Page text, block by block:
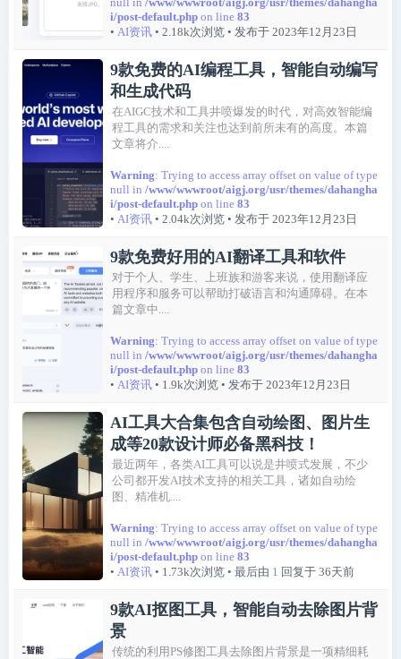
i/post-default.phpon line 83
• AI资讯• 2.18k次浏览• 发布于 2023年12月23日
9款免费的AI编程工具，智能自动编写
和生成代码
在AIGC技术和工具井喷爆发的时代，对高效智能编
程工具的需求和关注也达到前所未有的高度。本篇
文章将介....
Warning: Trying to access array offset on value of type
null in /www/wwwroot/aigj.org/usr/themes/dahangha
i/post-default.phpon line 83
• AI资讯• 2.04k次浏览• 发布于 2023年12月23日
9款免费好用的AI翻译工具和软件
对于个人、学生、上班族和游客来说，使用翻译应
用程序和服务可以帮助打破语言和沟通障碍。在本
篇文章中....
Warning: Trying to access array offset on value of type
null in /www/wwwroot/aigj.org/usr/themes/dahangha
i/post-default.phpon line 83
• AI资讯• 1.9k次浏览• 发布于 2023年12月23日
AI工具大合集包含自动绘图、图片生
成等20款设计师必备黑科技！
最近两年，各类AI工具可以说是井喷式发展，不少
公司都开发AI技术支持的相关工具，诸如自动绘
图、精准机....
Warning: Trying to access array offset on value of type
null in /www/wwwroot/aigj.org/usr/themes/dahangha
i/post-default.phpon line 83
• AI资讯• 1.73k次浏览• 最后由 1 回复于 36天前
9款AI抠图工具，智能自动去除图片背
景
传统的利用PS修图工具去除图片背景是一项精细耗